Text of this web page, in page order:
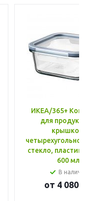
ИКЕА/365+
для
крышкой,
стекло, пластик
600 мл
В
от 4 080 ₸